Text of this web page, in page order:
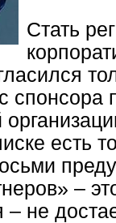
Стать
спонсора
есть
–
не